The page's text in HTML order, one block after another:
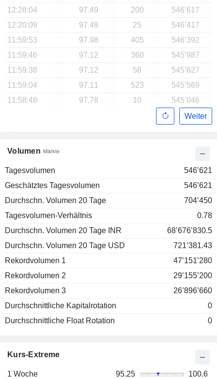
Volumen Märkte
Tagesvolumen
546’621
Geschätztes Tagesvolumen
546’621
Durchschn. Volumen 20 Tage
704’450
Tagesvolumen-Verhältnis
0.78
Durchschn. Volumen 20 Tage INR
68’676’830.5
Durchschn. Volumen 20 Tage USD
721’381.43
Rekordvolumen 1
47’151’280
Rekordvolumen 2
29’155’200
Rekordvolumen 3
26’896’660
Durchschnittliche Kapitalrotation
0
Durchschnittliche Float Rotation
0
12:28:04
97.49 200
546’617
12:20:09
97.49 25
546’417
11:59:53
97.98 405
546’392
11:59:46
97.12 360
545’987
11:59:38
97.12 58
545’627
11:59:04
97.11 523
545’569
11:58:48
97.78 10
545’046
Weiter
Kurs-Extreme
1 Woche 95.25
100.6